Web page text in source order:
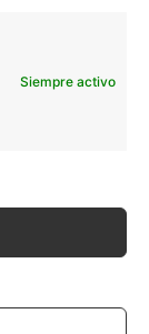
Siempre activo
402252
82125